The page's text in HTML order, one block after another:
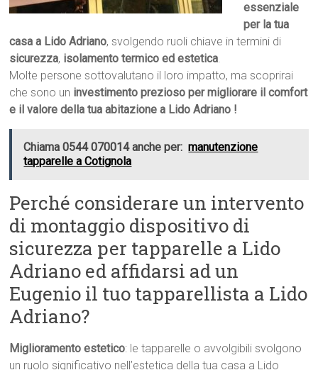
essenziale
per la tua
casa a Lido Adriano, svolgendo ruoli chiave in termini di
sicurezza, isolamento termico ed estetica.
Molte persone sottovalutano il loro impatto, ma scoprirai
che sono un investimento prezioso per migliorare il comfort
e il valore della tua abitazione a Lido Adriano !
Chiama 0544 070014 anche per: manutenzione
tapparelle a Cotignola
Perché considerare un intervento
di montaggio dispositivo di
sicurezza per tapparelle a Lido
Adriano ed affidarsi ad un
Eugenio il tuo tapparellista a Lido
Adriano?
Miglioramento estetico: le tapparelle o avvolgibili svolgono
un ruolo significativo nell’estetica della tua casa a Lido